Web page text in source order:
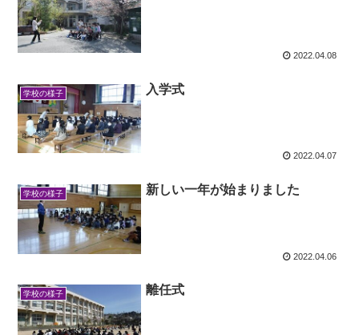
2022.04.08
学校の様子 入学式
2022.04.07
学校の様子 新しい一年が始まりました
2022.04.06
学校の様子 離任式